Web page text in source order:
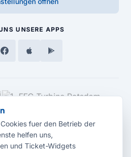
UNSERE APPS
fuer den Betrieb der
helfen uns,
und Ticket-Widgets